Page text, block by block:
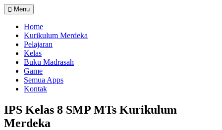
Menu
Home
Kurikulum Merdeka
Pelajaran
Kelas
Buku Madrasah
Game
Semua Apps
Kontak
IPS Kelas 8 SMP MTs Kurikulum
Merdeka